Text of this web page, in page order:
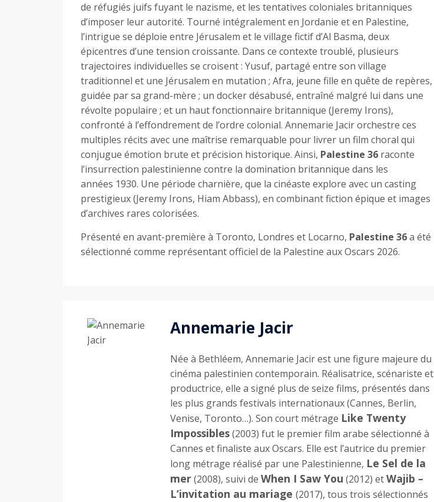
de réfugiés juifs fuyant le nazisme, et les tentatives coloniales britanniques
d’imposer leur autorité. Tourné intégralement en Jordanie et en Palestine,
l’intrigue se déploie entre Jérusalem et le village fictif d’Al Basma, deux
épicentres d’une tension croissante. Dans ce contexte troublé, plusieurs
trajectoires individuelles se croisent : Yusuf, partagé entre son village
traditionnel et une Jérusalem en mutation ; Afra, jeune fille en quête de repères,
guidée par sa grand-mère ; un docker désabusé, entraîné malgré lui dans une
révolte populaire ; et un haut fonctionnaire britannique (Jeremy Irons),
confronté à l’effondrement de l’ordre colonial. Annemarie Jacir orchestre ces
multiples récits avec une maîtrise remarquable pour livrer un film choral qui
conjugue émotion brute et précision historique. Ainsi, Palestine 36 raconte
l’insurrection palestinienne contre la domination britannique dans les
années 1930. Une période charnière, que la cinéaste explore avec un casting
prestigieux (Jeremy Irons, Hiam Abbass), en combinant fiction épique et images
d’archives rares colorisées.
Présenté en avant-première à Toronto, Londres et Locarno, Palestine 36a été
sélectionné comme représentant officiel de la Palestine aux Oscars 2026.
Annemarie Jacir
Née à Bethléem, Annemarie Jacir est une figure majeure du
cinéma palestinien contemporain. Réalisatrice, scénariste et
productrice, elle a signé plus de seize films, présentés dans
les plus grands festivals internationaux (Cannes, Berlin,
Venise, Toronto…). Son court métrage Like Twenty
Impossibles(2003) fut le premier film arabe sélectionné à
Cannes et finaliste aux Oscars. Elle est l’autrice du premier
long métrage réalisé par une Palestinienne, Le Sel de la
mer(2008), suivi de When I Saw You (2012) etWajib –
L’invitation au mariage (2017), tous trois sélectionnés